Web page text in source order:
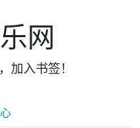
网
加入书签！